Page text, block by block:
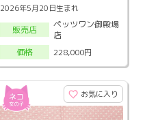
2026年5月20日生まれ
販売店
ペッツワン御殿場
店
価格
228,000円
お気に入り